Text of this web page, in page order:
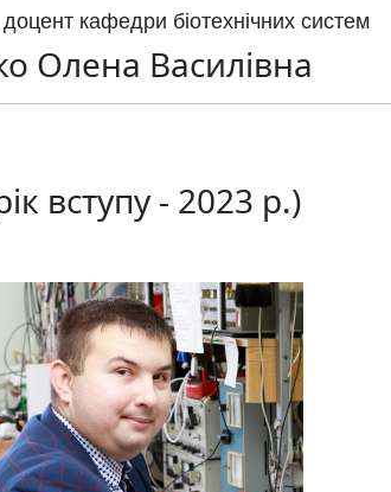
кафедри біотехнічних систем
Олена Василівна
вступу - 2023 р.)